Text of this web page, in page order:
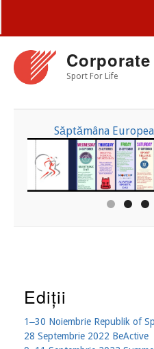
main
content
Sport For Life
Săptămâna
Ediții
1‒30 Noiembrie Republik of
28 Septembrie 2022 BeActive